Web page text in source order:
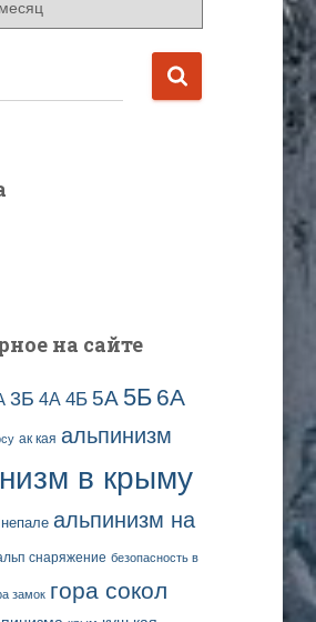
на сайте
3Б 4А 4Б 5А 5Б 6А
ак кая альпинизм
в крыму
альпинизм на
снаряжение безопасность в
замок гора сокол